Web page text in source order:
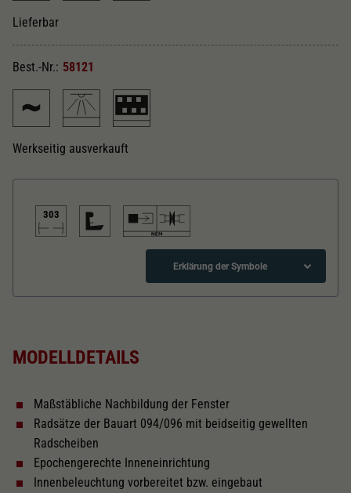
Lieferbar
Best.-Nr.: 58121
Werkseitig ausverkauft
303
Erklärung der Symbole
Gleichstrom Analog BASIC+
Innenbeleuchtung
Lötpunkte
MODELLDETAILS
Maßstäbliche Nachbildung der Fenster
Radsätze der Bauart 094/096 mit beidseitig gewellten
Radscheiben
Epochengerechte Inneneinrichtung
Innenbeleuchtung vorbereitet bzw. eingebaut